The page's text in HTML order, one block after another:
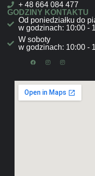
+ 48 664 084 477
GODZINY KONTAKTU
Od poniedziałku do
w godzinach: 10:00 -
W soboty
w godzinach: 10:00 -